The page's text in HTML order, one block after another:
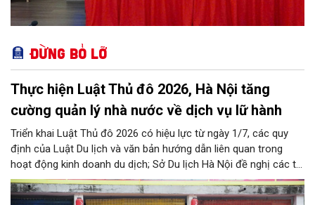
Đừng bỏ lỡ
Thực hiện Luật Thủ đô 2026, Hà Nội tăng
cường quản lý nhà nước về dịch vụ lữ hành
Triển khai Luật Thủ đô 2026 có hiệu lực từ ngày 1/7, các quy
định của Luật Du lịch và văn bản hướng dẫn liên quan trong
hoạt động kinh doanh du dịch; Sở Du lịch Hà Nội đề nghị các tổ
chức, đơn vị, doanh nghiệp kinh doanh dịch vụ lữ hành trên địa
bàn thành phố thực hiện một số nội dung quan trọng. Qua đó